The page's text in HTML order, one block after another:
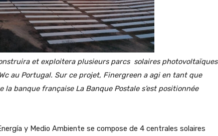
et exploitera plusieurs parcs solaires photovoltaïques
au Portugal. Sur ce projet, Finergreen a agi en tant que
banque française La Banque Postale s’est positionnée
y Medio Ambiente se compose de 4 centrales solaires